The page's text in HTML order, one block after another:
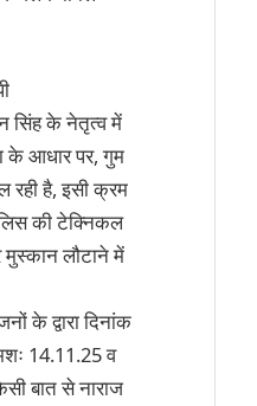
सिंह के नेतृत्व में
के आधार पर, गुम
रही है, इसी क्रम
की टेक्निकल
लौटाने में
के द्वारा दिनांक
14.11.25 व
बात से नाराज